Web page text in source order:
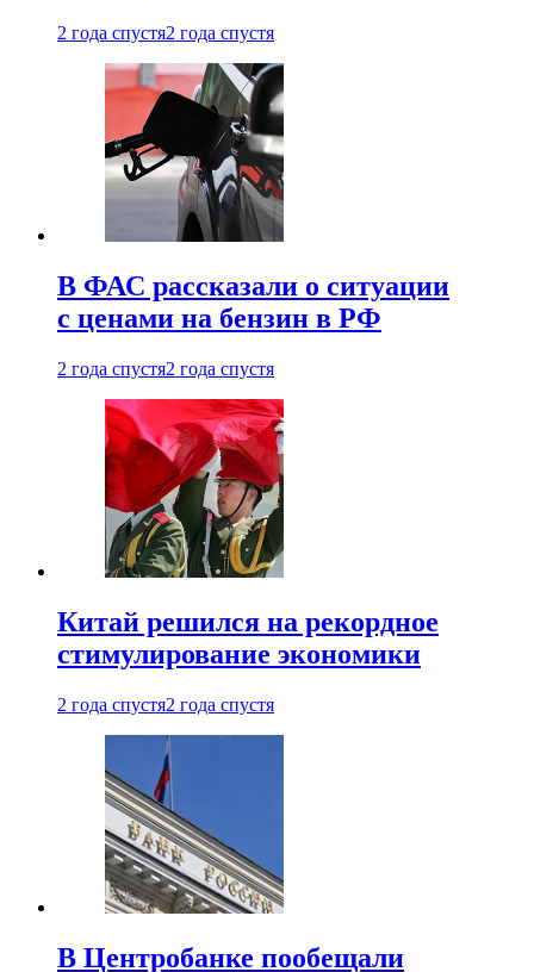
2 года спустя2 года спустя
В ФАС рассказали о ситуации
с ценами на бензин в РФ
2 года спустя2 года спустя
Китай решился на рекордное
стимулирование экономики
2 года спустя2 года спустя
В Центробанке пообещали